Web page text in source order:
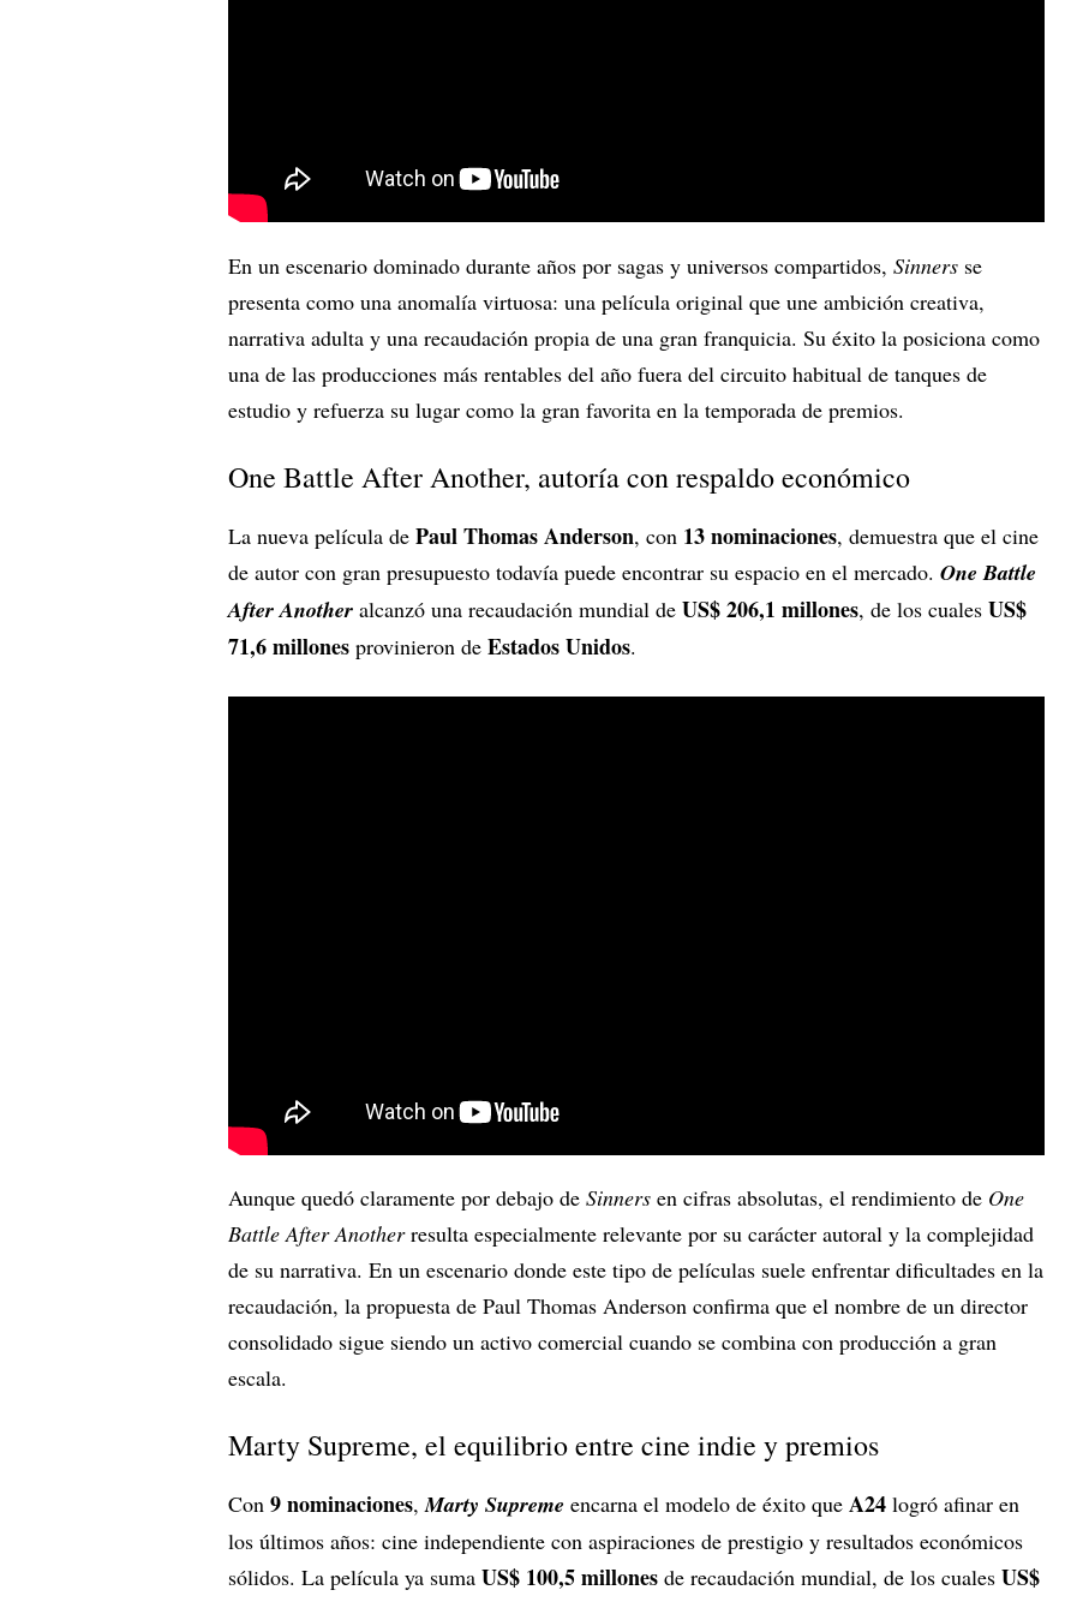
En un escenario dominado durante años por sagas y universos compartidos, Sinners se
presenta como una anomalía virtuosa: una película original que une ambición creativa,
narrativa adulta y una recaudación propia de una gran franquicia. Su éxito la posiciona como
una de las producciones más rentables del año fuera del circuito habitual de tanques de
estudio y refuerza su lugar como la gran favorita en la temporada de premios.
One Battle After Another, autoría con respaldo económico
La nueva película de Paul Thomas Anderson, con 13 nominaciones, demuestra que el cine
de autor con gran presupuesto todavía puede encontrar su espacio en el mercado. One Battle
After Another alcanzó una recaudación mundial de US$ 206,1 millones, de los cuales US$
71,6 millones provinieron de Estados Unidos.
Aunque quedó claramente por debajo de Sinners en cifras absolutas, el rendimiento de One
Battle After Anotherresulta especialmente relevante por su carácter autoral y la complejidad
de su narrativa. En un escenario donde este tipo de películas suele enfrentar dificultades en la
recaudación, la propuesta de Paul Thomas Anderson confirma que el nombre de un director
consolidado sigue siendo un activo comercial cuando se combina con producción a gran
escala.
Marty Supreme, el equilibrio entre cine indie y premios
Con 9 nominaciones,Marty Supreme encarna el modelo de éxito que A24 logró afinar en
los últimos años: cine independiente con aspiraciones de prestigio y resultados económicos
sólidos. La película ya suma US$ 100,5 millones de recaudación mundial, de los cuales US$